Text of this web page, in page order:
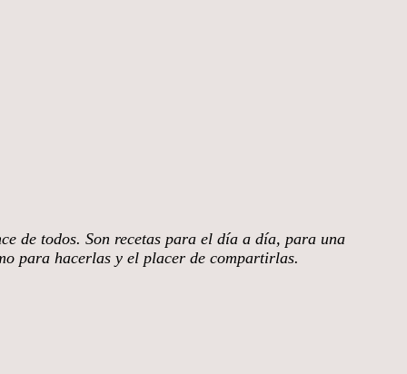
de todos. Son recetas para el día a día, para una
para hacerlas y el placer de compartirlas.